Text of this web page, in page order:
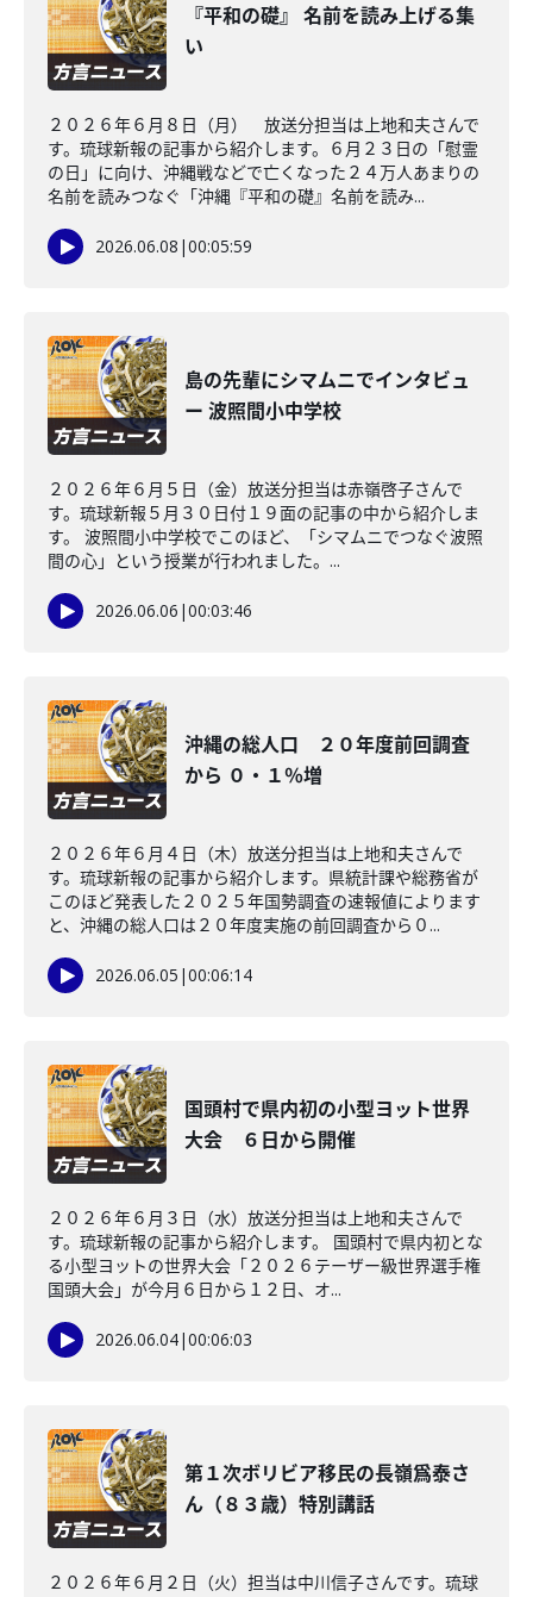
『平和の礎』 名前を読み上げる集
い
２０２６年６月８日（月） 放送分担当は上地和夫さんで
す。琉球新報の記事から紹介します。６月２３日の「慰霊
の日」に向け、沖縄戦などで亡くなった２４万人あまりの
名前を読みつなぐ「沖縄『平和の礎』名前を読み...
2026.06.08 |00:05:59
島の先輩にシマムニでインタビュ
ー 波照間小中学校
２０２６年６月５日（金）放送分担当は赤嶺啓子さんで
す。琉球新報５月３０日付１９面の記事の中から紹介しま
す。 波照間小中学校でこのほど、「シマムニでつなぐ波照
間の心」という授業が行われました。...
2026.06.06 |00:03:46
沖縄の総人口 ２０年度前回調査
から ０・１％増
２０２６年６月４日（木）放送分担当は上地和夫さんで
す。琉球新報の記事から紹介します。県統計課や総務省が
このほど発表した２０２５年国勢調査の速報値によります
と、沖縄の総人口は２０年度実施の前回調査から０...
2026.06.05 |00:06:14
国頭村で県内初の小型ヨット世界
大会 ６日から開催
２０２６年６月３日（水）放送分担当は上地和夫さんで
す。琉球新報の記事から紹介します。 国頭村で県内初とな
る小型ヨットの世界大会「２０２６テーザー級世界選手権
国頭大会」が今月６日から１２日、オ...
2026.06.04|00:06:03
第１次ボリビア移民の長嶺爲泰さ
ん（８３歳）特別講話
２０２６年６月２日（火）担当は中川信子さんです。琉球